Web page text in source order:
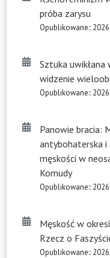
próba zarysu
Opublikowane::
Sztuka uwikłana
widzenie
Opublikowane::
Panowie bracia:
antybohaterska i
męskości w
Komudy
Opublikowane::
Męskość w
Rzecz o
Opublikowane::